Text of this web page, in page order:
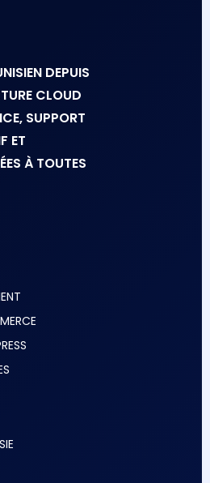
DEPUIS
CLOUD
SUPPORT
ET
À TOUTES